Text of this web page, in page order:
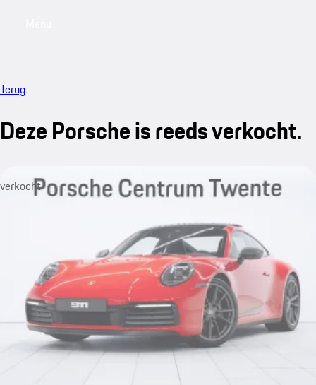
Terug
Deze Porsche is reeds verkocht.
verkocht